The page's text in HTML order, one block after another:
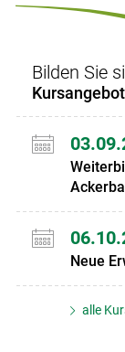
Bilden Sie
Neue
alle